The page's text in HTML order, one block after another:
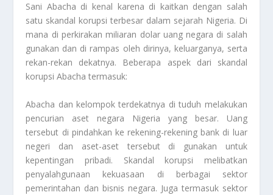
Sani Abacha di kenal karena di kaitkan dengan salah
satu skandal korupsi terbesar dalam sejarah Nigeria. Di
mana di perkirakan miliaran dolar uang negara di salah
gunakan dan di rampas oleh dirinya, keluarganya, serta
rekan-rekan dekatnya. Beberapa aspek dari skandal
korupsi Abacha termasuk:
Abacha dan kelompok terdekatnya di tuduh melakukan
pencurian aset negara Nigeria yang besar. Uang
tersebut di pindahkan ke rekening-rekening bank di luar
negeri dan aset-aset tersebut di gunakan untuk
kepentingan pribadi. Skandal korupsi melibatkan
penyalahgunaan kekuasaan di berbagai sektor
pemerintahan dan bisnis negara. Juga termasuk sektor